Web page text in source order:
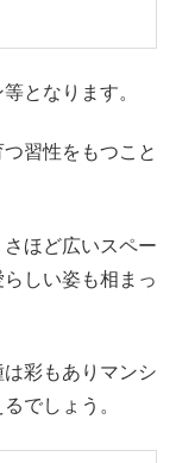
となります。
習性をもつこと
ほど広いスペー
しい姿も相まっ
彩もありマンシ
でしょう。